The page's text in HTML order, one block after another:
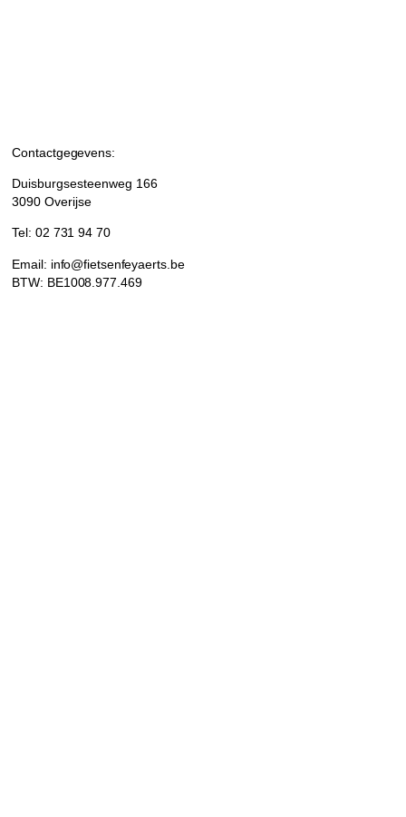
Contactgegevens:
Duisburgsesteenweg 166
3090 Overijse
Tel: 02 731 94 70
Email: info@fietsenfeyaerts.be
BTW: BE1008.977.469